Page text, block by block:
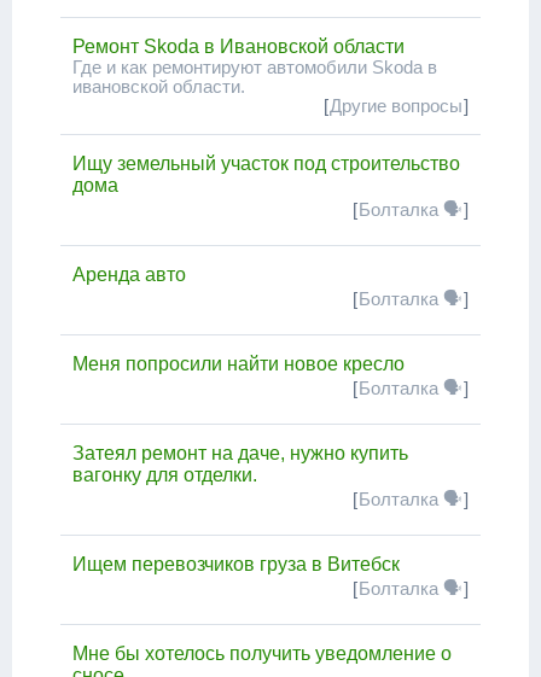
Ремонт Skoda в Ивановской области
Где и как ремонтируют автомобили Skoda в
ивановской области.
[Другие вопросы]
Ищу земельный участок под строительство
дома
[Болталка 🗣]
Аренда авто
[Болталка 🗣]
Меня попросили найти новое кресло
[Болталка 🗣]
Затеял ремонт на даче, нужно купить
вагонку для отделки.
[Болталка 🗣]
Ищем перевозчиков груза в Витебск
[Болталка 🗣]
Мне бы хотелось получить уведомление о